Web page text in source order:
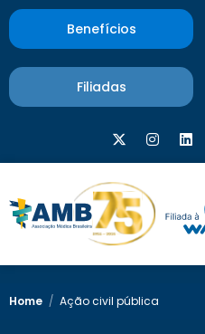
Benefícios
Filiadas
Home / Ação civil pública